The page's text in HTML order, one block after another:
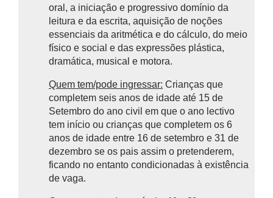
oral, a iniciação e progressivo domínio da
leitura e da escrita, aquisição de noções
essenciais da aritmética e do cálculo, do meio
físico e social e das expressões plástica,
dramática, musical e motora.
Quem tem/pode ingressar: Crianças que
completem seis anos de idade até 15 de
Setembro do ano civil em que o ano lectivo
tem início ou crianças que completem os 6
anos de idade entre 16 de setembro e 31 de
dezembro se os pais assim o pretenderem,
ficando no entanto condicionadas à existência
de vaga.